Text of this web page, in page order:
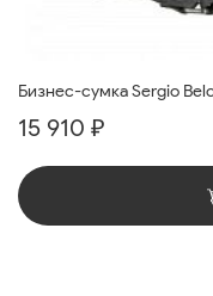
Бизнес-сумка Sergio
15 910 ₽